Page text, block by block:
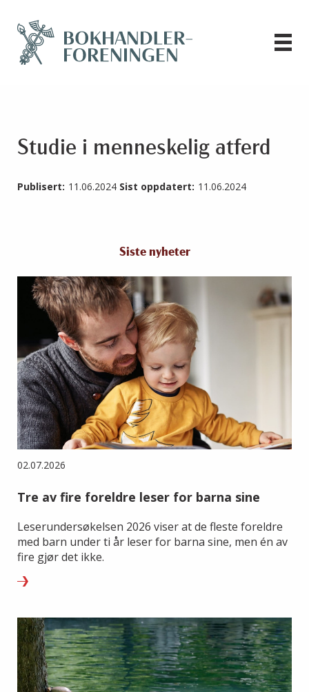
Studie i menneskelig atferd
Publisert: 11.06.2024 Sist oppdatert: 11.06.2024
Siste nyheter
02.07.2026
Tre av fire foreldre leser for barna sine
Leserundersøkelsen 2026 viser at de fleste foreldre
med barn under ti år leser for barna sine, men én av
fire gjør det ikke.